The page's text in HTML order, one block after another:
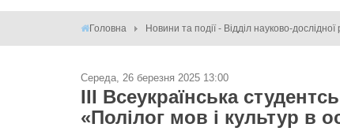
Головна Новини та події - Відділ науково-дослідної
Середа, 26 березня 2025 13:00
ІІI Всеукраїнська
«Полілог мов і культур в